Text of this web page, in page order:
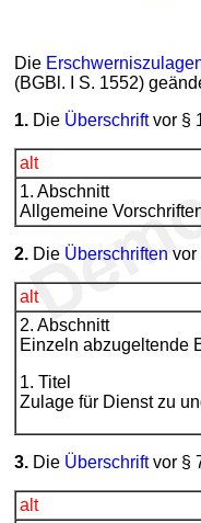
Die
(BGBl. I S. 1552)
1. Die Überschriftvor §
alt
1. Abschnitt
Allgemeine
2. Die Überschriften vor
alt
2. Abschnitt
Einzeln abzugeltende
1. Titel
Zulage für Dienst zu
3. Die Überschriftvor §
alt